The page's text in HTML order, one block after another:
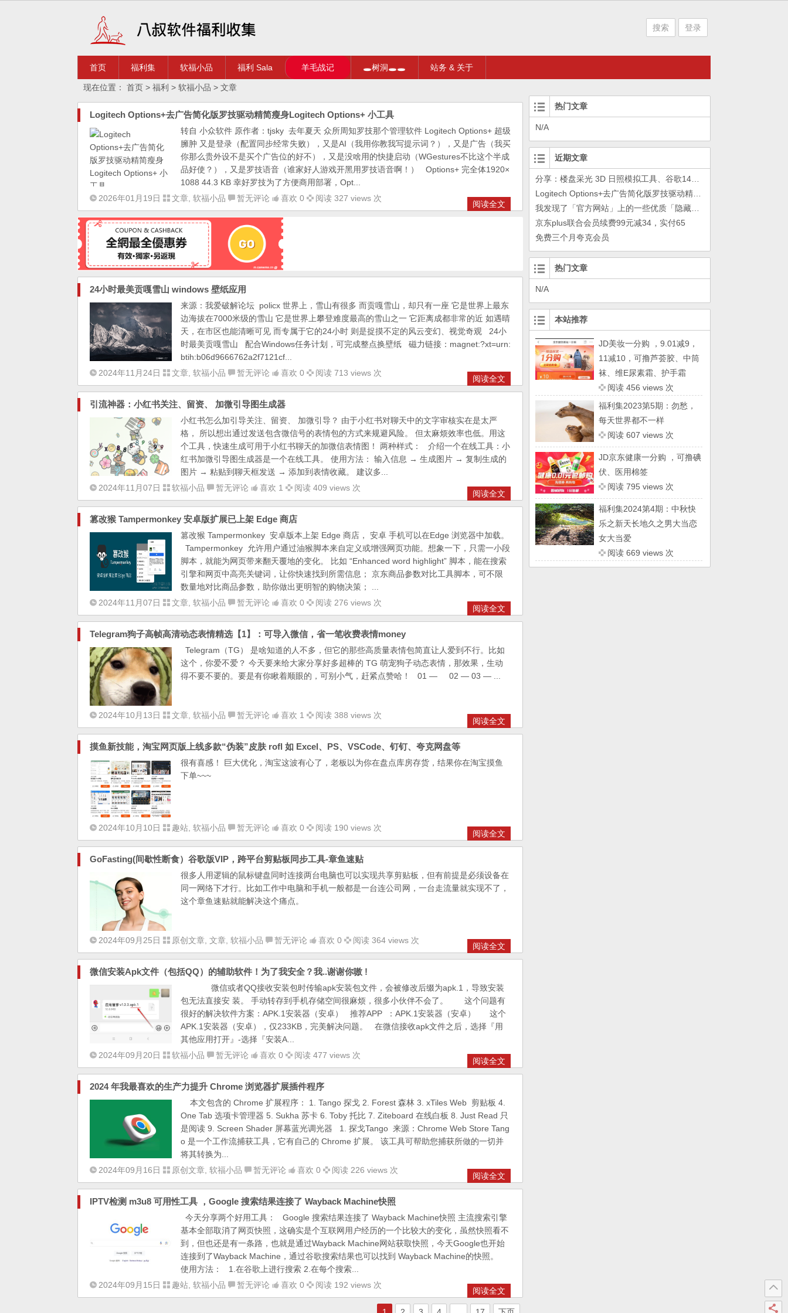
搜索 登录
首页 福利集 软福小品 福利 Sala 羊毛战记 🕳树洞🕳🕳 站务 & 关于
现在位置： 首页 > 福利 > 软福小品 > 文章
Logitech Options+去广告简化版罗技驱动精简瘦身Logitech Options+ 小工具
转自 小众软件 原作者：tjsky 去年夏天 众所周知罗技那个管理软件 Logitech Options+ 超级
臃肿 又是登录（配置同步经常失败），又是AI（我用你教我写提示词？），又是广告（我买
你那么贵外设不是买个广告位的好不），又是没啥用的快捷启动（WGestures不比这个半成
品好使？），又是罗技语音（谁家好人游戏开黑用罗技语音啊！） Options+ 完全体1920×
1088 44.3 KB 幸好罗技为了方便商用部署，Opt...
2026年01月19日
文章 软福小品 暂无评论 喜欢 0 阅读 327 views 次
阅读全文
24小时最美贡嘎雪山 windows 壁纸应用
来源：我爱破解论坛 policx 世界上，雪山有很多 而贡嘎雪山，却只有一座 它是世界上最东
边海拔在7000米级的雪山 它是世界上攀登难度最高的雪山之一 它距离成都非常的近 如遇晴
天，在市区也能清晰可见 而专属于它的24小时 则是捉摸不定的风云变幻、视觉奇观 24小
时最美贡嘎雪山 配合Windows任务计划，可完成整点换壁纸 磁力链接：magnet:?xt=urn:
btih:b06d9666762a2f7121cf...
2024年11月24日
文章, 软福小品 暂无评论 喜欢 0 阅读 713 views 次
阅读全文
引流神器：小红书关注、留资、 加微引导图生成器
小红书怎么加引导关注、留资、 加微引导？ 由于小红书对聊天中的文字审核实在是太严
格， 所以想出通过发送包含微信号的表情包的方式来规避风险。 但太麻烦效率也低。用这
个工具，快速生成可用于小红书聊天的加微信表情图！ 两种样式： 介绍一个在线工具：小
红书加微引导图生成器是一个在线工具。 使用方法： 输入信息 → 生成图片 → 复制生成的
图片 → 粘贴到聊天框发送 → 添加到表情收藏。 建议多...
2024年11月07日
软福小品 暂无评论 喜欢 1 阅读 409 views 次
阅读全文
篡改猴 Tampermonkey 安卓版扩展已上架 Edge 商店
篡改猴 Tampermonkey 安卓版本上架 Edge 商店， 安卓 手机可以在Edge 浏览器中加载。
Tampermonkey 允许用户通过油猴脚本来自定义或增强网页功能。想象一下，只需一小段
脚本，就能为网页带来翻天覆地的变化。 比如 “Enhanced word highlight” 脚本，能在搜索
引擎和网页中高亮关键词，让你快速找到所需信息； 京东商品参数对比工具脚本，可不限
数量地对比商品参数，助你做出更明智的购物决策； ...
2024年11月07日
文章, 软福小品 暂无评论 喜欢 0 阅读 276 views 次
阅读全文
Telegram狗子高帧高清动态表情精选【1】：可导入微信，省一笔收费表情money
Telegram（TG） 是啥知道的人不多，但它的那些高质量表情包简直让人爱到不行。比如
这个，你爱不爱？ 今天要来给大家分享好多超棒的 TG 萌宠狗子动态表情，那效果，生动
得不要不要的。要是有你瞅着顺眼的，可别小气，赶紧点赞哈！ 01 — 02 — 03 — ...
2024年10月13日 文章, 软福小品 暂无评论 喜欢 1 阅读 388 views 次
阅读全文
摸鱼新技能，淘宝网页版上线多款“伪装”皮肤 rofl 如 Excel、PS、VSCode、钉钉、夸克网盘等
很有喜感！ 巨大优化，淘宝这波有心了，老板以为你在盘点库房存货，结果你在淘宝摸鱼
下单~~~
2024年10月10日 趣站, 软福小品 暂无评论 喜欢 0 阅读 190 views 次
阅读全文
GoFasting(间歇性断食）谷歌版VIP，跨平台剪贴板同步工具-章鱼速贴
很多人用逻辑的鼠标键盘同时连接两台电脑也可以实现共享剪贴板，但有前提是必须设备在
同一网络下才行。比如工作中电脑和手机一般都是一台连公司网，一台走流量就实现不了，
这个章鱼速贴就能解决这个痛点。
2024年09月25日 原创文章, 文章, 软福小品 暂无评论 喜欢 0 阅读 364 views 次
阅读全文
微信安装Apk文件（包括QQ）的辅助软件！为了我安全？我..谢谢你嗷 !
微信或者QQ接收安装包时传输apk安装包文件，会被修改后缀为apk.1，导致安装
包无法直接安 装。 手动转存到手机存储空间很麻烦，很多小伙伴不会了。 这个问题有
很好的解决软件方案：APK.1安装器（安卓） 推荐APP ：APK.1安装器（安卓） 这个
APK.1安装器（安卓），仅233KB，完美解决问题。 在微信接收apk文件之后，选择『用
其他应用打开』-选择『安装A...
2024年09月20日
软福小品 暂无评论 喜欢 0 阅读 477 views 次
阅读全文
2024 年我最喜欢的生产力提升 Chrome 浏览器扩展插件程序
本文包含的 Chrome 扩展程序： 1. Tango 探戈 2. Forest 森林 3. xTiles Web 剪贴板 4.
One Tab 选项卡管理器 5. Sukha 苏卡 6. Toby 托比 7. Ziteboard 在线白板 8. Just Read 只
是阅读 9. Screen Shader 屏幕蓝光调光器 1. 探戈Tango 来源：Chrome Web Store Tang
o 是一个工作流捕获工具，它有自己的 Chrome 扩展。 该工具可帮助您捕获所做的一切并
将其转换为...
2024年09月16日
原创文章, 软福小品 暂无评论 喜欢 0 阅读 226 views 次
阅读全文
IPTV检测 m3u8 可用性工具 ，Google 搜索结果连接了 Wayback Machine快照
今天分享两个好用工具： Google 搜索结果连接了 Wayback Machine快照 主流搜索引擎
基本全部取消了网页快照，这确实是个互联网用户经历的一个比较大的变化，虽然快照看不
到，但也还是有一条路，也就是通过Wayback Machine网站获取快照，今天Google也开始
连接到了Wayback Machine，通过谷歌搜索结果也可以找到 Wayback Machine的快照。
使用方法： 1.在谷歌上进行搜索 2.在每个搜索...
2024年09月15日
趣站, 软福小品 暂无评论 喜欢 0 阅读 192 views 次
阅读全文
热门文章
N/A
近期文章
京东plus联合会员续费99元减34，实付65
免费三个月夸克会员
热门文章
N/A
本站推荐
JD美妆一分购 ，9.01减9，
11减10，可撸芦荟胶、中筒
袜、维E尿素霜、护手霜
阅读 456 views 次
福利集2023第5期：勿愁，
每天世界都不一样
阅读 607 views 次
JD京东健康一分购 ，可撸碘
伏、医用棉签
阅读 795 views 次
福利集2024第4期：中秋快
乐之新天长地久之男大当恋
女大当爱
阅读 669 views 次